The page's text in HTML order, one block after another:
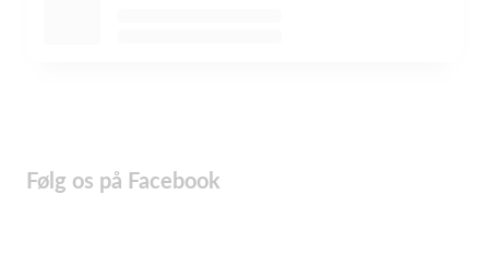
Følg os på Facebook